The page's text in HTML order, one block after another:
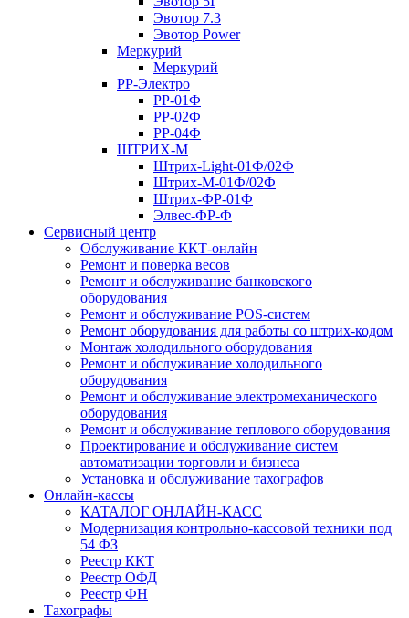
Эвотор 7.3
Эвотор Power
Меркурий
Меркурий
РР-Электро
РР-01Ф
РР-02Ф
РР-04Ф
ШТРИХ-М
Штрих-Light-01Ф/02Ф
Штрих-М-01Ф/02Ф
Штрих-ФР-01Ф
Элвес-ФР-Ф
Сервисный центр
Обслуживание ККТ-онлайн
Ремонт и поверка весов
Ремонт и обслуживание банковского
оборудования
Ремонт и обслуживание POS-систем
Ремонт оборудования для работы со штрих-кодом
Монтаж холодильного оборудования
Ремонт и обслуживание холодильного
оборудования
Ремонт и обслуживание электромеханического
оборудования
Ремонт и обслуживание теплового оборудования
Проектирование и обслуживание систем
автоматизации торговли и бизнеса
Установка и обслуживание тахографов
Онлайн-кассы
КАТАЛОГ ОНЛАЙН-КАСС
Модернизация контрольно-кассовой техники под
54 ФЗ
Реестр ККТ
Реестр ОФД
Реестр ФН
Тахографы